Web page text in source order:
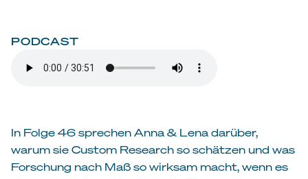
PODCAST
In Folge 46 sprechen Anna & Lena darüber,
warum sie Custom Research so schätzen und was
Forschung nach Maß so wirksam macht, wenn es